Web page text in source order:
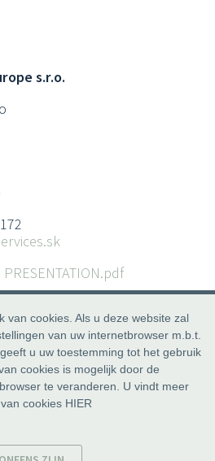
s.r.o.
PRESENTATION.pdf
Industrial Services Europe
van cookies. Als u deze website zal
van uw internetbrowser m.b.t.
u uw toestemming tot het gebruik
cookies is mogelijk door de
te veranderen. U vindt meer
cookies HIER